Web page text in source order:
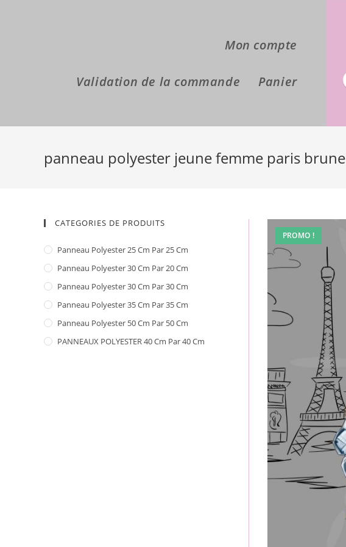
Mon compte
Validation de la commande Panier
panneau polyester jeune femme paris brune
PROMO !
CATEGORIES DE PRODUITS
Panneau Polyester 25 Cm Par 25 Cm
Panneau Polyester 30 Cm Par 20 Cm
Panneau Polyester 30 Cm Par 30 Cm
Panneau Polyester 35 Cm Par 35 Cm
Panneau Polyester 50 Cm Par 50 Cm
PANNEAUX POLYESTER 40 Cm Par 40 Cm